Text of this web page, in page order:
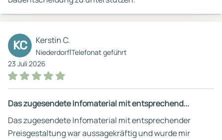
KC Kerstin C.
Niederdorf|Telefonat geführt
23 Juli 2026
Das zugesendete Infomaterial mit entsprechend...
Das zugesendete Infomaterial mit entsprechender
Preisgestaltung war aussagekräftig und wurde mir